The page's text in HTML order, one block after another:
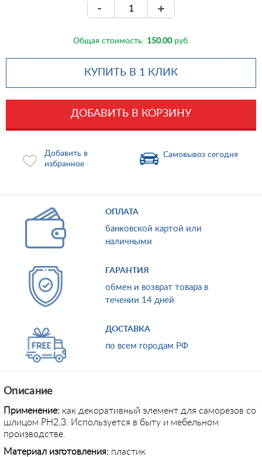
- +
Общая стоимость: 150.00руб.
КУПИТЬ В 1 КЛИК
ДОБАВИТЬ В КОРЗИНУ
Добавить в
избранное
Самовывоз сегодня
ОПЛАТА
банковской картой или
наличными
ГАРАНТИЯ
обмен и возврат товара в
течении 14 дней
ДОСТАВКА
по всем городам РФ
Описание
Применение: как декоративный элемент для саморезов со
шлицом PH2,3. Используется в быту и мебельном
производстве.
Материал изготовления: пластик